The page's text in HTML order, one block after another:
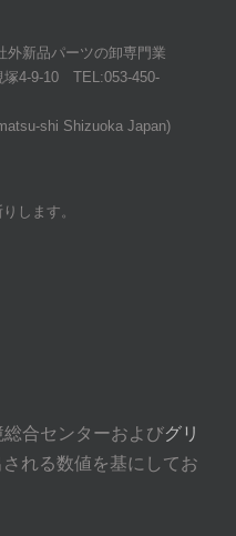
外新品パーツの卸専門業
4-9-10 TEL:053-450-
shi Shizuoka Japan)
します。
合センターおよびグリ
れる数値を基にしてお